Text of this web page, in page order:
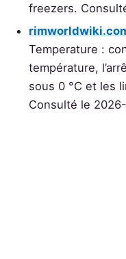
freezers.
Temperature :
température,
sous 0 °C et les
Consulté le